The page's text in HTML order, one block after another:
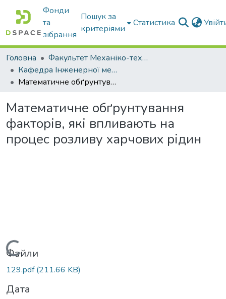
Фонди
та
зібрання
Пошук за
критеріями
Статистика
Головна
Факультет Механіко-технологічний
Кафедра Інженерної механіки та комп'ютерного проектування
Математичне обґрунтування факторів, які впливають на процес розливу харчових рідин
Математичне обґрунтування
факторів, які впливають на
процес розливу харчових рідин
Вантажиться...
Файли
129.pdf(211.66 KB)
Дата